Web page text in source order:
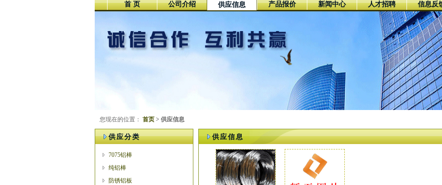
首 页 公司介绍 供应信息 产品报价 新闻中心 人才招聘 信息反
您现在的位置： 首页 > 供应信息
供应分类
7075铝棒
纯铝棒
防锈铝板
供应信息